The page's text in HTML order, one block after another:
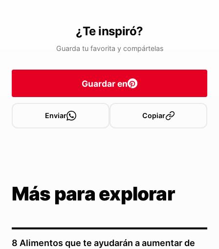
¿Te inspiró?
Guarda tu favorita y compártelas
Guardar en
Enviar Copiar
Más para explorar
8 Alimentos que te ayudarán a aumentar de